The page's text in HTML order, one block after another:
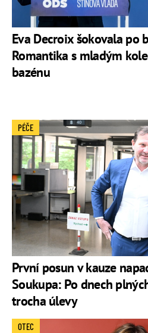
Eva Decroix šokovala po
Romantika s mladým
bazénu
První posun v kauze
Soukupa: Po dnech
trocha úlevy
PÉČE
OTEC